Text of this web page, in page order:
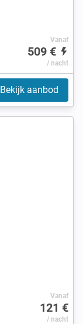
Vanaf
509 €
/ nacht
Bekijk aanbod
Vanaf
121 €
/ nacht